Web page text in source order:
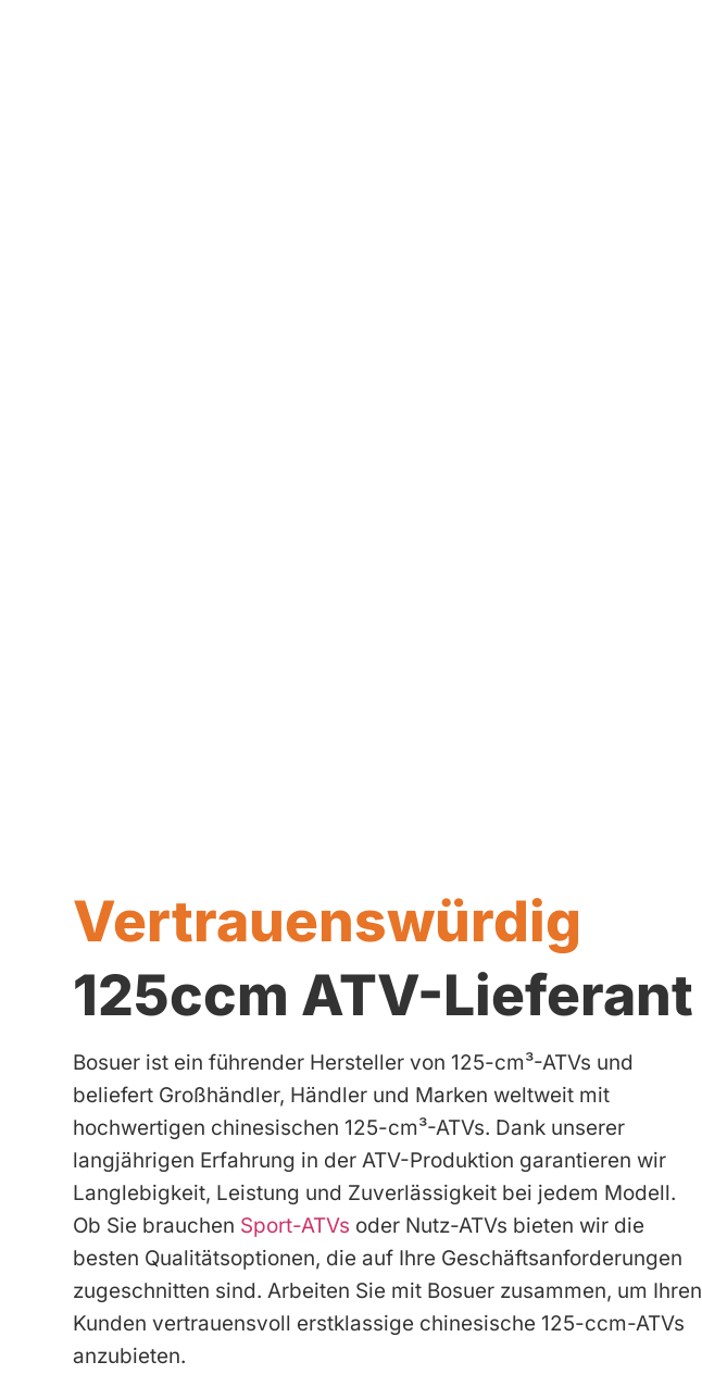
Vertrauenswürdig
125ccm ATV-Lieferant
Bosuer ist ein führender Hersteller von 125-cm³-ATVs und
beliefert Großhändler, Händler und Marken weltweit mit
hochwertigen chinesischen 125-cm³-ATVs. Dank unserer
langjährigen Erfahrung in der ATV-Produktion garantieren wir
Langlebigkeit, Leistung und Zuverlässigkeit bei jedem Modell.
Ob Sie brauchen Sport-ATVs oder Nutz-ATVs bieten wir die
besten Qualitätsoptionen, die auf Ihre Geschäftsanforderungen
zugeschnitten sind. Arbeiten Sie mit Bosuer zusammen, um Ihren
Kunden vertrauensvoll erstklassige chinesische 125-ccm-ATVs
anzubieten.